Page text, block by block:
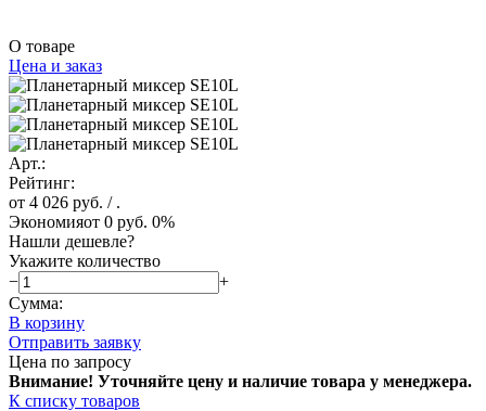
О товаре
Цена и заказ
Арт.:
Рейтинг:
от 4 026 руб. / .
Экономияот 0 руб. 0%
Нашли дешевле?
Укажите количество
−
+
Сумма:
В корзину
Отправить заявку
Цена по запросу
Внимание! Уточняйте цену и наличие товара у менеджера.
К списку товаров